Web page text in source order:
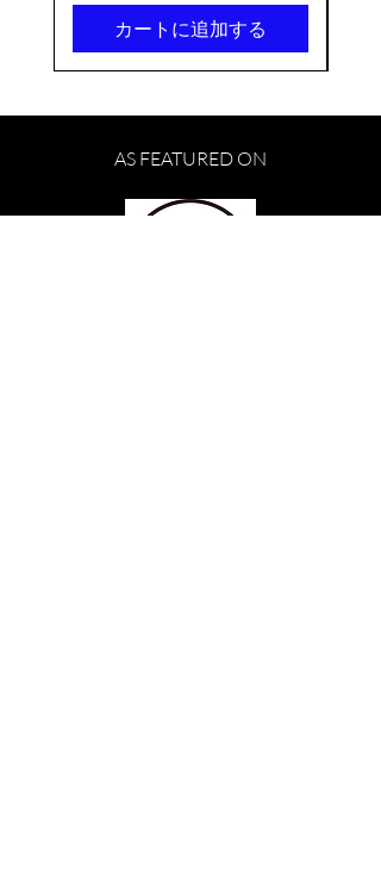
カートに追加する
AS FEATURED ON
TAMAASAHI ECHOES JUNMAI
few days ago